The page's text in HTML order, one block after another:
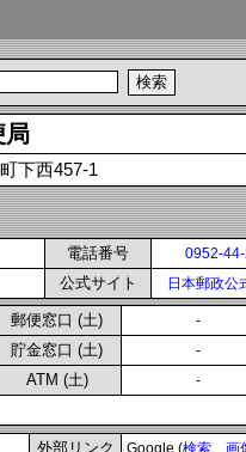
局
下西457-1
電話番号 0952-
公式サイト 日本郵政公
郵便窓口 (土) -
貯金窓口 (土) -
ATM (土) -
外部リンク Google (検索 画